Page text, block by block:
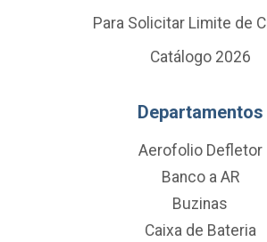
Para Solicitar Limite de
Catálogo 2026
Departamentos
Aerofolio Defletor
Banco a AR
Buzinas
Caixa de Bateria